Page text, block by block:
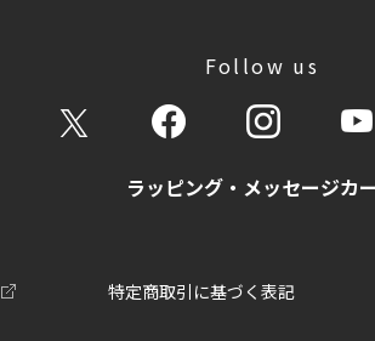
Follow us
ラッピング・メッセージカ
特定商取引に基づく表記